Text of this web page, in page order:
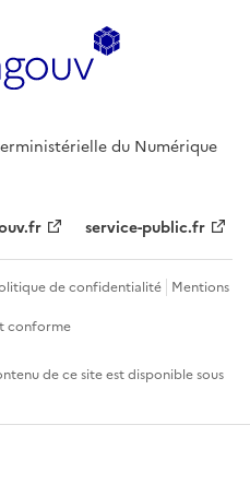
du Numérique
service-public.fr
de confidentialité Mentions
conforme
de ce site est disponible sous